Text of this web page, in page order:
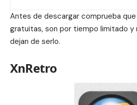
Antes de descargar comprueba
gratuitas, son por tiempo limitado y
dejan de serlo.
XnRetro